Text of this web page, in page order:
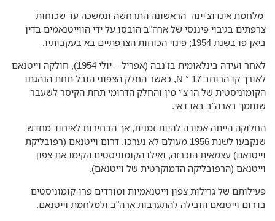
אינדוצ'יינה הראשונה התרחשה ונמשכה עד שכוחות
בגיבוי פיננסי של ארה"ב הובסו על ידי הווייטנאמים בדין
1954; פינוי הכוחות הצרפתיים בא בעקבותיו.
לאחר ועידה בינלאומית בז'נבה (אפריל – יולי 1954), חולקה וייטנאם
לאורך קו הרוחב 17 ° N, כאשר החלק הצפוני הובל תחת הנהגתו
של הו צ'י מין והחלק הדרומי תחת הקיסר לשעבר
בארה"ב באו דאי.
הייתה אמורה להיות זמנית, אך הבחירות לאיחוד מחדש
שנקבעו לשנת 1956 מעולם לא נערכו. דרום וייטנאם (רפובליקת
עצמאית הוכרזה, ואילו הקומוניסטים הקימו את צפון
(הרפובליקה הדמוקרטית של וייטנאם).
של גרילות צפון וייטנאמיות ומורדים פרו-קומוניסטים
וייטנאם הובילה להתערבות ארה"ב ולמלחמת וייטנאם.